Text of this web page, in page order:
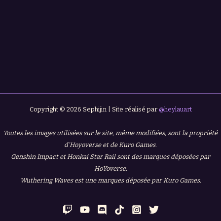
Copyright © 2026 Sephijin | Site réalisé par @heylauart
Toutes les images utilisées sur le site, même modifiées, sont la propriété
d'Hoyoverse et de Kuro Games.
Genshin Impact et Honkai Star Rail sont des marques déposées par
HoYoverse.
Wuthering Waves est une marques déposée par Kuro Games.